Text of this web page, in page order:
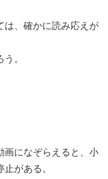
は、確かに読み応えが
。
画になぞらえると、小
がある。